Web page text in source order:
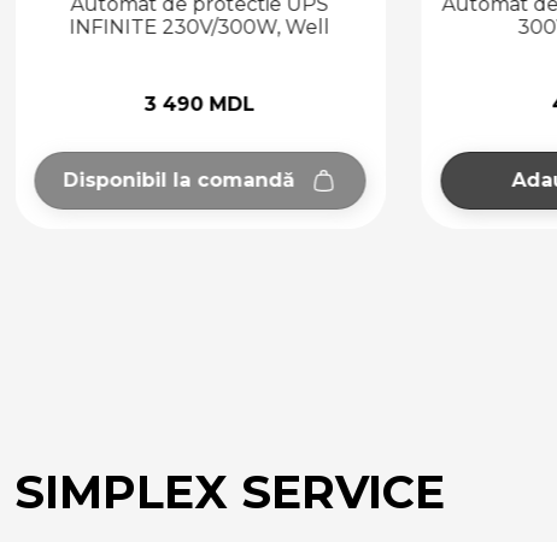
INFINITE 230V/300W, Well
3 490 MDL
Disponibil la comandă
SIMPLEX SERVICE